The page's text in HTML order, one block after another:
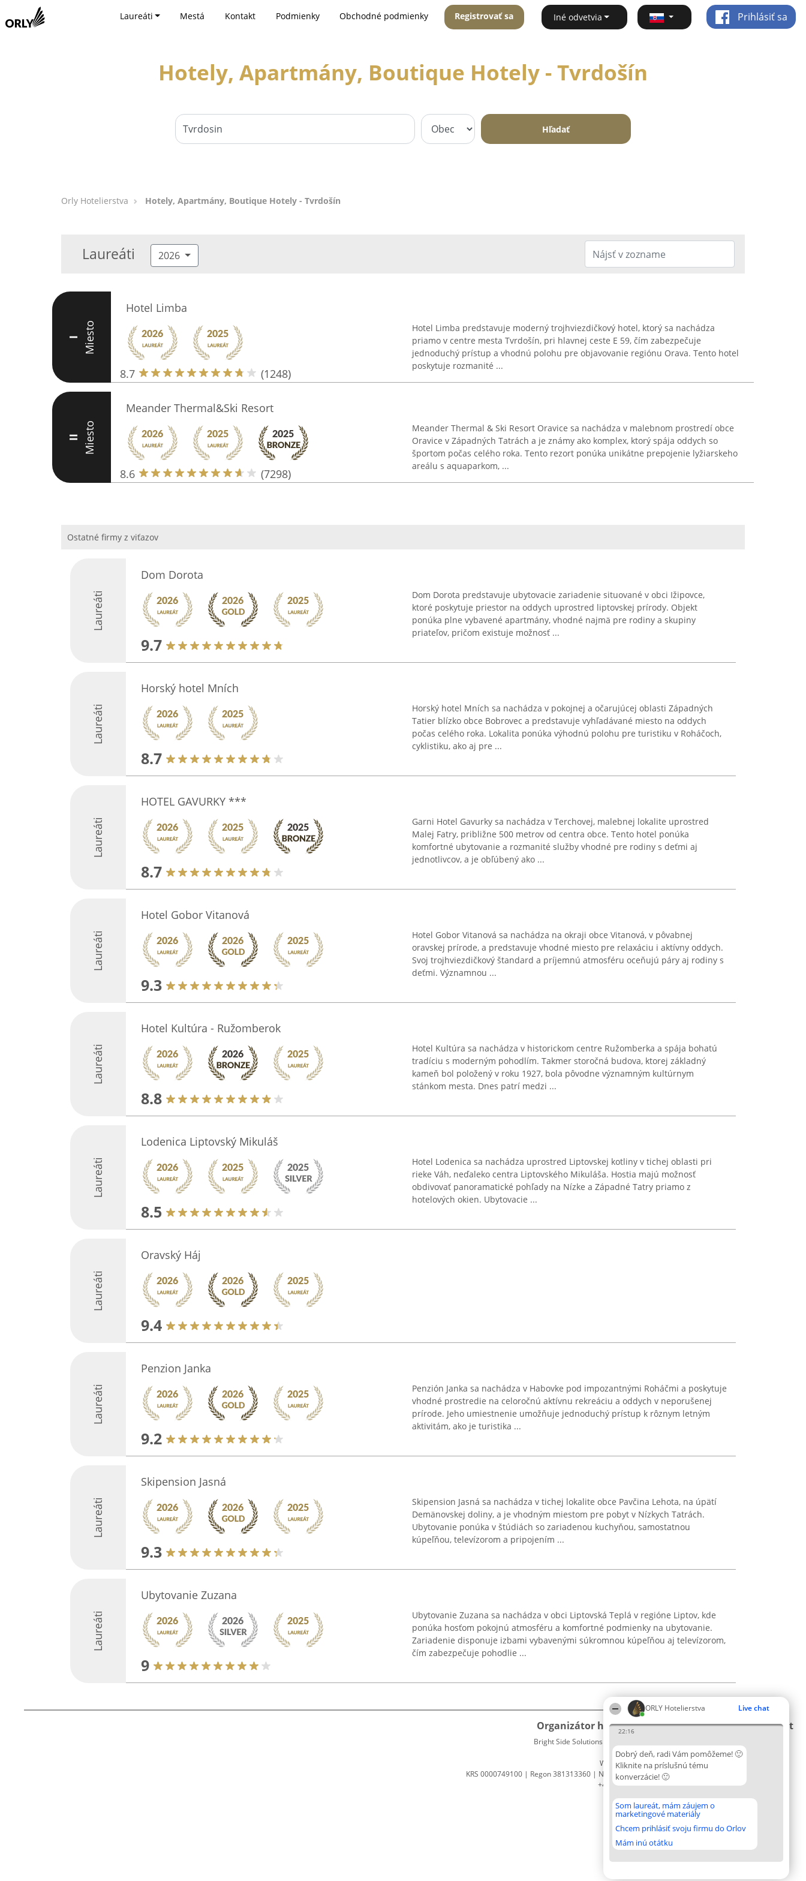
ORLY Hotelierstva Live chat
22:16
Dobrý deň, radi Vám pomôžeme! 🙂
Kliknite na príslušnú tému
konverzácie! 🙂
Som laureát, mám záujem o
marketingové materiály
Chcem prihlásiť svoju firmu do Orlov
Mám inú otátku
Laureáti Mestá Kontakt Podmienky Obchodné podmienky Registrovať sa Iné odvetvia Prihlásiť sa
Hotely, Apartmány, Boutique Hotely - Tvrdošín
Hľadať
Orly Hotelierstva Hotely, Apartmány, Boutique Hotely - Tvrdošín
Laureáti 2026
I Miesto
Hotel Limba
8.7 (1248)
Hotel Limba predstavuje moderný trojhviezdičkový hotel, ktorý sa nachádza
priamo v centre mesta Tvrdošín, pri hlavnej ceste E 59, čím zabezpečuje
jednoduchý prístup a vhodnú polohu pre objavovanie regiónu Orava. Tento hotel
poskytuje rozmanité ...
II Miesto
Meander Thermal&Ski Resort
8.6 (7298)
Meander Thermal & Ski Resort Oravice sa nachádza v malebnom prostredí obce
Oravice v Západných Tatrách a je známy ako komplex, ktorý spája oddych so
športom počas celého roka. Tento rezort ponúka unikátne prepojenie lyžiarskeho
areálu s aquaparkom, ...
Ostatné firmy z viťazov
Laureáti
Dom Dorota
9.7
Dom Dorota predstavuje ubytovacie zariadenie situované v obci Ižipovce,
ktoré poskytuje priestor na oddych uprostred liptovskej prírody. Objekt
ponúka plne vybavené apartmány, vhodné najmä pre rodiny a skupiny
priateľov, pričom existuje možnosť ...
Laureáti
Horský hotel Mních
8.7
Horský hotel Mních sa nachádza v pokojnej a očarujúcej oblasti Západných
Tatier blízko obce Bobrovec a predstavuje vyhľadávané miesto na oddych
počas celého roka. Lokalita ponúka výhodnú polohu pre turistiku v Roháčoch,
cyklistiku, ako aj pre ...
Laureáti
HOTEL GAVURKY ***
8.7
Garni Hotel Gavurky sa nachádza v Terchovej, malebnej lokalite uprostred
Malej Fatry, približne 500 metrov od centra obce. Tento hotel ponúka
komfortné ubytovanie a rozmanité služby vhodné pre rodiny s deťmi aj
jednotlivcov, a je obľúbený ako ...
Laureáti
Hotel Gobor Vitanová
9.3
Hotel Gobor Vitanová sa nachádza na okraji obce Vitanová, v pôvabnej
oravskej prírode, a predstavuje vhodné miesto pre relaxáciu i aktívny oddych.
Svoj trojhviezdičkový štandard a príjemnú atmosféru oceňujú páry aj rodiny s
deťmi. Významnou ...
Laureáti
Hotel Kultúra - Ružomberok
8.8
Hotel Kultúra sa nachádza v historickom centre Ružomberka a spája bohatú
tradíciu s moderným pohodlím. Takmer storočná budova, ktorej základný
kameň bol položený v roku 1927, bola pôvodne významným kultúrnym
stánkom mesta. Dnes patrí medzi ...
Laureáti
Lodenica Liptovský Mikuláš
8.5
Hotel Lodenica sa nachádza uprostred Liptovskej kotliny v tichej oblasti pri
rieke Váh, neďaleko centra Liptovského Mikuláša. Hostia majú možnosť
obdivovať panoramatické pohľady na Nízke a Západné Tatry priamo z
hotelových okien. Ubytovacie ...
Laureáti
Oravský Háj
9.4
Laureáti
Penzion Janka
9.2
Penzión Janka sa nachádza v Habovke pod impozantnými Roháčmi a poskytuje
vhodné prostredie na celoročnú aktívnu rekreáciu a oddych v neporušenej
prírode. Jeho umiestnenie umožňuje jednoduchý prístup k rôznym letným
aktivitám, ako je turistika ...
Laureáti
Skipension Jasná
9.3
Skipension Jasná sa nachádza v tichej lokalite obce Pavčina Lehota, na úpätí
Demänovskej doliny, a je vhodným miestom pre pobyt v Nízkych Tatrách.
Ubytovanie ponúka v štúdiách so zariadenou kuchyňou, samostatnou
kúpeľňou, televízorom a pripojením ...
Laureáti
Ubytovanie Zuzana
9
Ubytovanie Zuzana sa nachádza v obci Liptovská Teplá v regióne Liptov, kde
ponúka hosťom pokojnú atmosféru a komfortné podmienky na ubytovanie.
Zariadenie disponuje izbami vybavenými súkromnou kúpeľňou aj televízorom,
čím zabezpečuje pohodlie ...
Organizátor hodnotenia
Bright Side Solutions sp. z o. o. sp. k.
ul. Ruska 22
Wrocław 50-079
KRS 0000749100 | Regon 381313360 | NIP 8943132676
+48 508 492 400
Hodnotenie
Lista
wszystkich
Podmienky
podmienky
Zásady
ochrany
údajov
Kontakt